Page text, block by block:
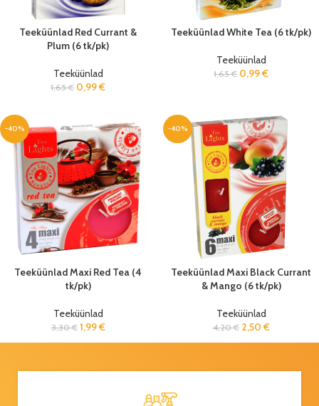
Teeküünlad Red Currant &
Plum (6 tk/pk)
Teeküünlad
1,65€ 0,99€
Teeküünlad White Tea (6 tk/pk)
Teeküünlad
1,65€ 0,99€
-40%
Teeküünlad Maxi Red Tea (4
tk/pk)
Teeküünlad
3,30€ 1,99€
-40%
Teeküünlad Maxi Black Currant
& Mango (6 tk/pk)
Teeküünlad
4,20€ 2,50 €